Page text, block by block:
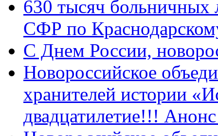
630 тысяч больничных
СФР по
C Днем России,
Новороссийское
хранителей истории
двадцатилетие!!!